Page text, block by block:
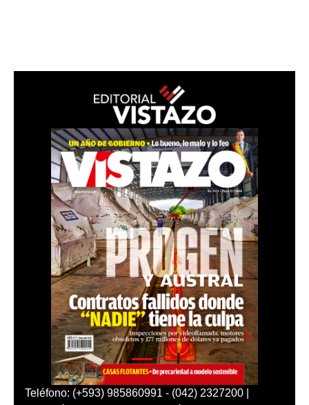
Teléfono: (+593) 985860991 - (042) 2327200 |